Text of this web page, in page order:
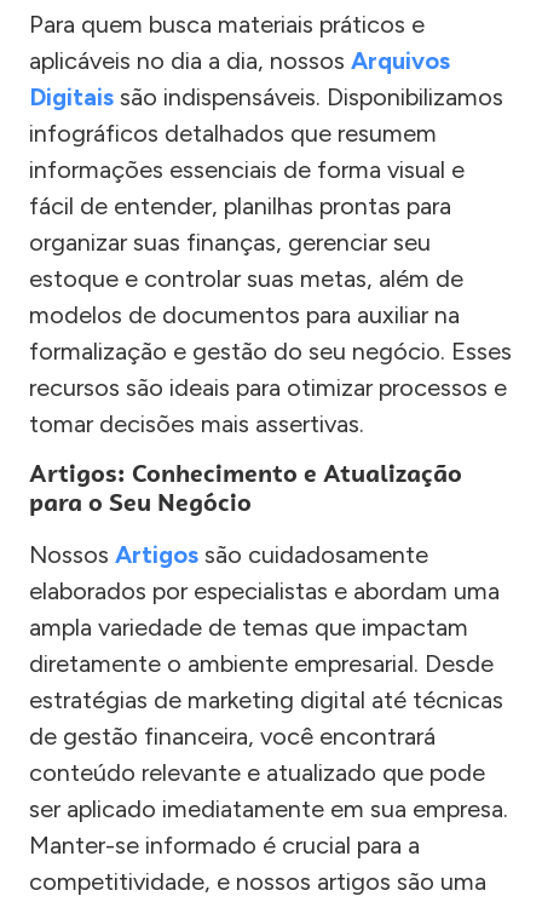
Para quem busca materiais práticos e
aplicáveis no dia a dia, nossos Arquivos
Digitais são indispensáveis. Disponibilizamos
infográficos detalhados que resumem
informações essenciais de forma visual e
fácil de entender, planilhas prontas para
organizar suas finanças, gerenciar seu
estoque e controlar suas metas, além de
modelos de documentos para auxiliar na
formalização e gestão do seu negócio. Esses
recursos são ideais para otimizar processos e
tomar decisões mais assertivas.
Artigos: Conhecimento e Atualização
para o Seu Negócio
Nossos Artigos são cuidadosamente
elaborados por especialistas e abordam uma
ampla variedade de temas que impactam
diretamente o ambiente empresarial. Desde
estratégias de marketing digital até técnicas
de gestão financeira, você encontrará
conteúdo relevante e atualizado que pode
ser aplicado imediatamente em sua empresa.
Manter-se informado é crucial para a
competitividade, e nossos artigos são uma